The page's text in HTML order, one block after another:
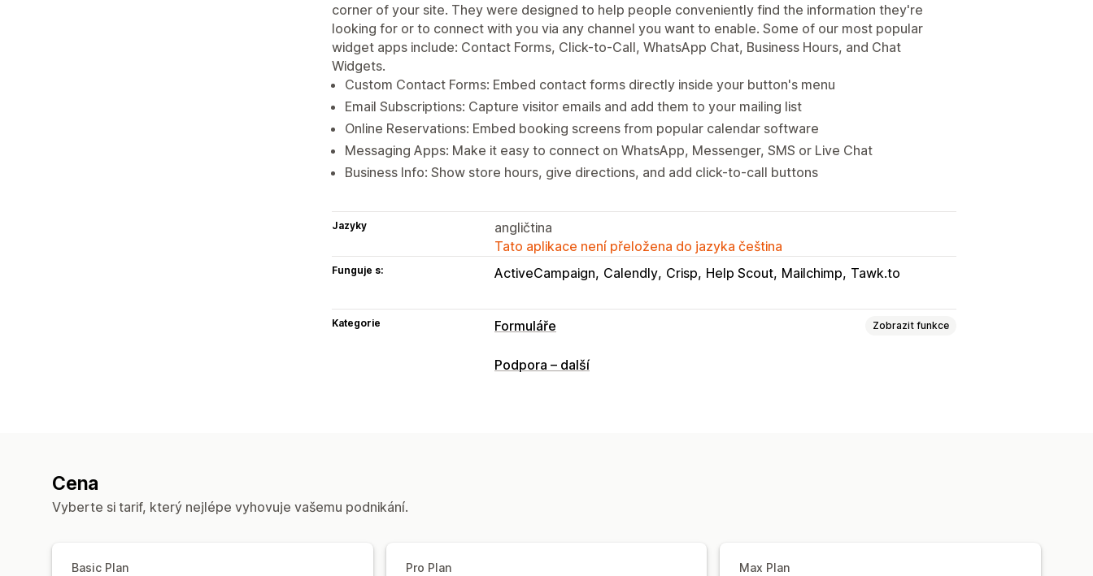
corner of your site. They were designed to help people conveniently find the information they're
looking for or to connect with you via any channel you want to enable. Some of our most popular
widget apps include: Contact Forms, Click-to-Call, WhatsApp Chat, Business Hours, and Chat
Widgets.
Custom Contact Forms: Embed contact forms directly inside your button's menu​
Email Subscriptions: Capture visitor emails and add them to your mailing list
Online Reservations: Embed booking screens from popular calendar software
Messaging Apps: Make it easy to connect on WhatsApp, Messenger, SMS or Live Chat
Business Info: Show store hours, give directions, and add click-to-call buttons
Jazyky
angličtina
Tato aplikace není přeložena do jazyka čeština
Funguje s: ActiveCampaign Calendly Crisp Help Scout Mailchimp Tawk.to
Kategorie Formuláře Zobrazit funkce
Typy formulářů
Podpora – další
Cena
Vyberte si tarif, který nejlépe vyhovuje vašemu podnikání.
Basic Plan Pro Plan Max Plan